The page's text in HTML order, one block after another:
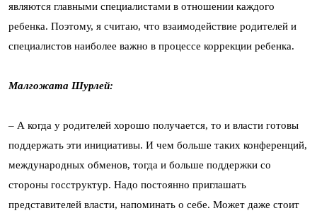
являются главными специалистами в отношении каждого
ребенка. Поэтому, я считаю, что взаимодействие родителей и
специалистов наиболее важно в процессе коррекции ребенка.
Малгожата Шурлей:
– А когда у родителей хорошо получается, то и власти готовы
поддержать эти инициативы. И чем больше таких конференций,
международных обменов, тогда и больше поддержки со
стороны госструктур. Надо постоянно приглашать
представителей власти, напоминать о себе. Может даже стоит